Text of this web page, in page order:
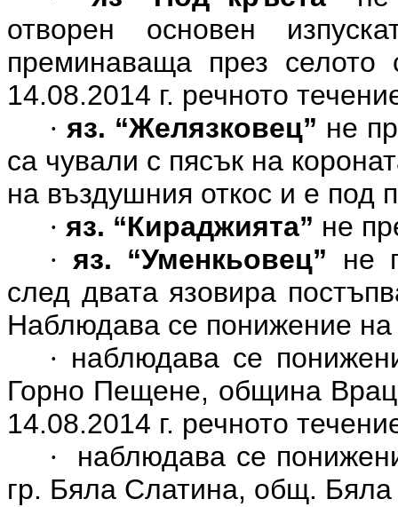
отворен основен
преминаваща през
14.08.2014 г. речното
· яз. “Желязковец” не
са чували с пясък на
на въздушния откос и е под
· яз. “Кираджията” не
· яз. “Уменкьовец” не
след двата язовира
Наблюдава се понижение на
· наблюдава се
Горно Пещене, община
14.08.2014 г. речното
·
наблюдава се
гр. Бяла Слатина, общ.